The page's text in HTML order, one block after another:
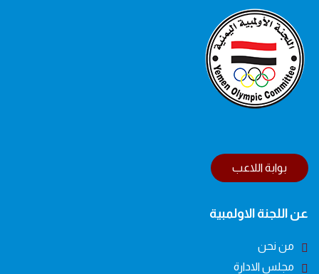
بوابة اللاعب
عن اللجنة الاولمبية
من نحن
مجلس الادارة